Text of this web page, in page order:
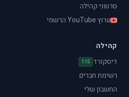
סרטוני קהילה
ערוץ YouTube הרשמי
קהילה
דיסקורד 115
רשימת חברים
החשבון שלי